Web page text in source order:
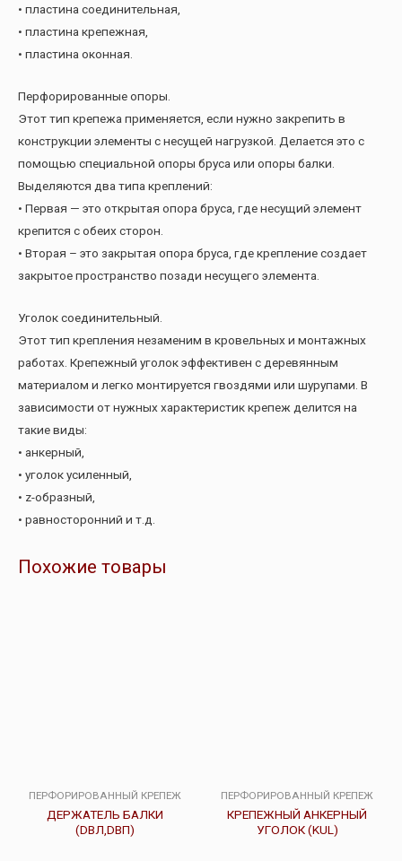
• пластина соединительная,
• пластина крепежная,
• пластина оконная.
Перфорированные опоры.
Этот тип крепежа применяется, если нужно закрепить в
конструкции элементы с несущей нагрузкой. Делается это с
помощью специальной опоры бруса или опоры балки.
Выделяются два типа креплений:
• Первая — это открытая опора бруса, где несущий элемент
крепится с обеих сторон.
• Вторая – это закрытая опора бруса, где крепление создает
закрытое пространство позади несущего элемента.
Уголок соединительный.
Этот тип крепления незаменим в кровельных и монтажных
работах. Крепежный уголок эффективен с деревянным
материалом и легко монтируется гвоздями или шурупами. В
зависимости от нужных характеристик крепеж делится на
такие виды:
• анкерный,
• уголок усиленный,
• z-образный,
• равносторонний и т.д.
Похожие товары
ПЕРФОРИРОВАННЫЙ КРЕПЕЖ
ДЕРЖАТЕЛЬ БАЛКИ
(DBЛ,DBП)
ПЕРФОРИРОВАННЫЙ КРЕПЕЖ
КРЕПЕЖНЫЙ АНКЕРНЫЙ
УГОЛОК (KUL)